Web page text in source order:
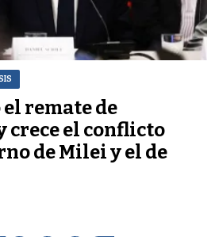
remate de
crece el conflicto
de Milei y el de